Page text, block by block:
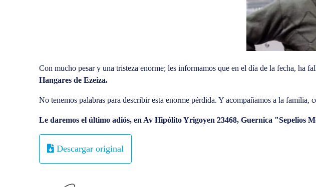
Con mucho pesar y una tristeza enorme; les informamos que en el día de la fecha, ha
Hangares de Ezeiza.
No tenemos palabras para describir esta enorme pérdida. Y acompañamos a la familia,
Le daremos el último adiós, en Av Hipólito Yrigoyen 23468, Guernica "Sepelios
Descargar original